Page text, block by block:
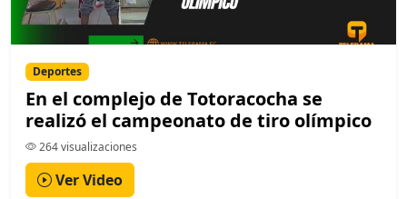
Deportes
En el complejo de Totoracocha se
realizó el campeonato de tiro olímpico
264 visualizaciones
Ver Video